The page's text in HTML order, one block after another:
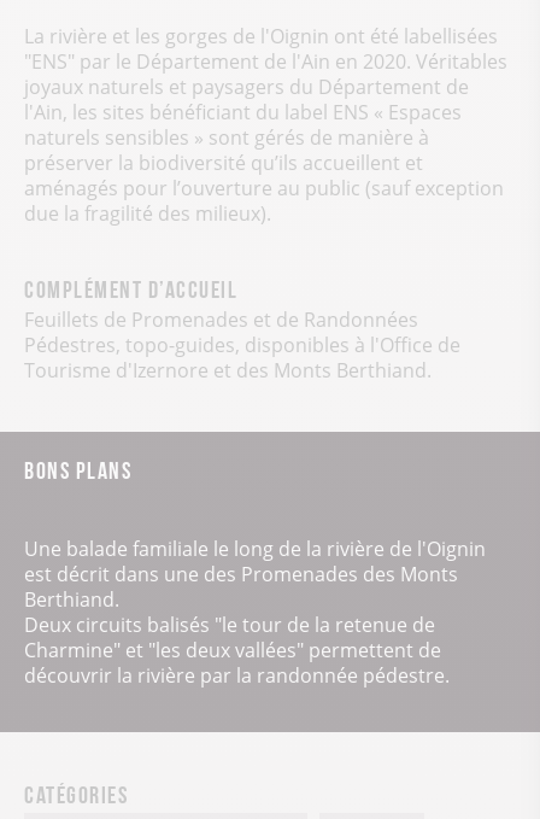
La rivière et les gorges de l'Oignin ont été labellisées
"ENS" par le Département de l'Ain en 2020. Véritables
joyaux naturels et paysagers du Département de
l'Ain, les sites bénéficiant du label ENS « Espaces
naturels sensibles » sont gérés de manière à
préserver la biodiversité qu’ils accueillent et
aménagés pour l’ouverture au public (sauf exception
due la fragilité des milieux).
Complément d’accueil
Feuillets de Promenades et de Randonnées
Pédestres, topo-guides, disponibles à l'Office de
Tourisme d'Izernore et des Monts Berthiand.
Bons plans
Une balade familiale le long de la rivière de l'Oignin
est décrit dans une des Promenades des Monts
Berthiand.
Deux circuits balisés "le tour de la retenue de
Charmine" et "les deux vallées" permettent de
découvrir la rivière par la randonnée pédestre.
Catégories